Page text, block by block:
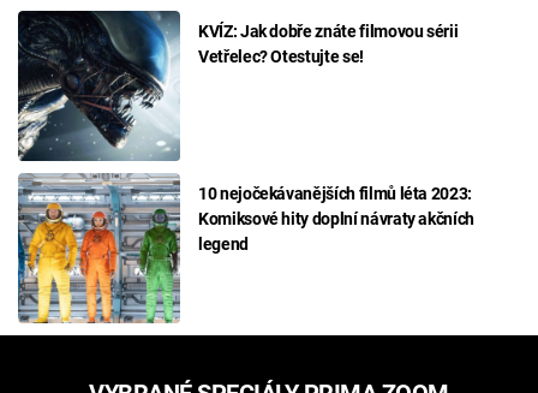
KVÍZ: Jak dobře znáte filmovou sérii
Vetřelec? Otestujte se!
10 nejočekávanějších filmů léta 2023:
Komiksové hity doplní návraty akčních
legend